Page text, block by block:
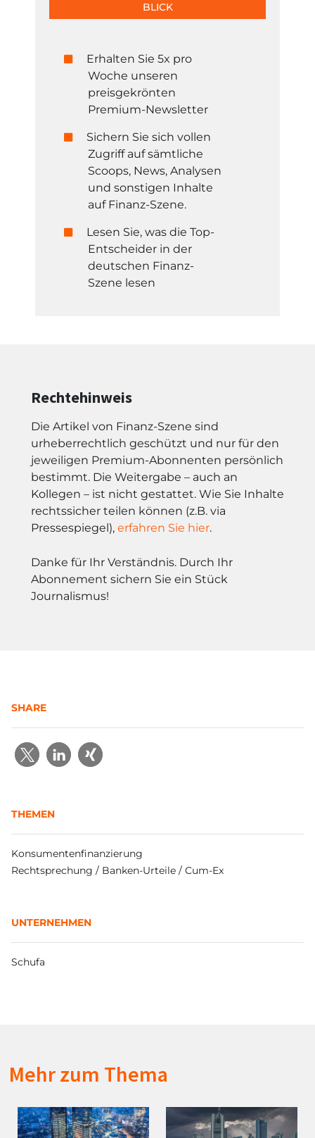
BLICK
Erhalten Sie 5x pro
Woche unseren
preisgekrönten
Premium-Newsletter
Sichern Sie sich vollen
Zugriff auf sämtliche
Scoops, News, Analysen
und sonstigen Inhalte
auf Finanz-Szene.
Lesen Sie, was die Top-
Entscheider in der
deutschen Finanz-
Szene lesen
Rechtehinweis
Die Artikel von Finanz-Szene sind
urheberrechtlich geschützt und nur für den
jeweiligen Premium-Abonnenten persönlich
bestimmt. Die Weitergabe – auch an
Kollegen – ist nicht gestattet. Wie Sie Inhalte
rechtssicher teilen können (z.B. via
Pressespiegel), erfahren Sie hier.
Danke für Ihr Verständnis. Durch Ihr
Abonnement sichern Sie ein Stück
Journalismus!
SHARE
THEMEN
Konsumentenfinanzierung
Rechtsprechung / Banken-Urteile / Cum-Ex
UNTERNEHMEN
Schufa
Mehr zum Thema